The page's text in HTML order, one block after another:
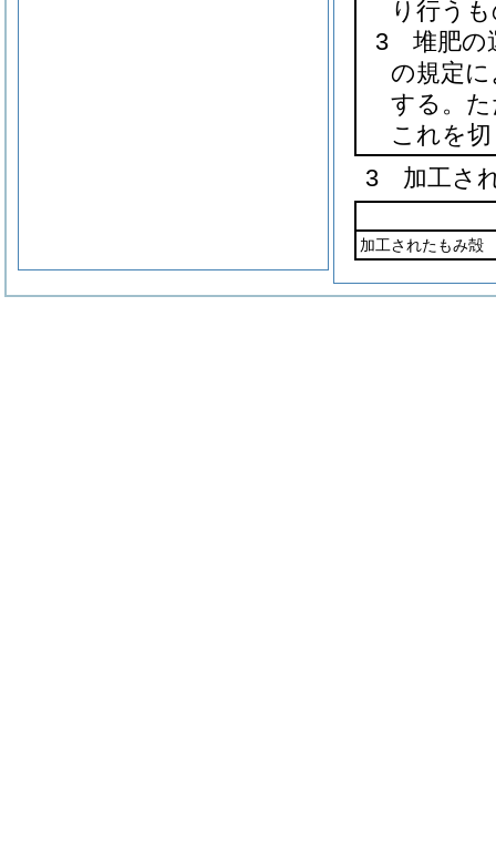
り行う
3 堆肥の
の規定
する。
これを
3 加工さ
加工されたもみ殻